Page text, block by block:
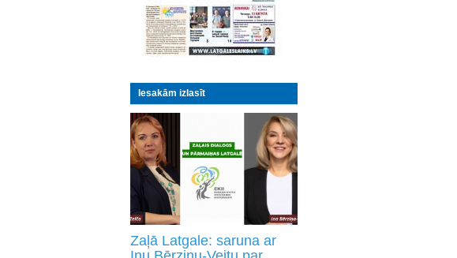
Iesakām izlasīt
Zaļā Latgale: saruna ar